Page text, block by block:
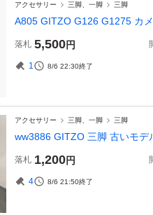
アクセサリー 三脚、一脚 三脚
A805 GITZO G126 G1275
落札 5,500円
1 8/6 22:30終了
アクセサリー 三脚、一脚 三脚
ww3886 GITZO 三脚 古いモデ
落札 1,200円
4 8/6 21:50終了